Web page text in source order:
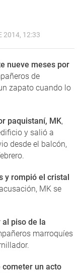
2014, 12:33
nueve meses por
de
zapato cuando lo
paquistaní, MK,
y salió a
desde el balcón,
y rompió el cristal
MK se
piso de la
marroquíes
cometer un acto